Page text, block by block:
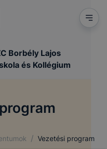
Borbély Lajos
és Kollégium
/ Vezetési program